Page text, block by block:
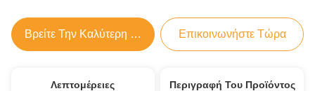
Βρείτε Την Καλύτερη Τιμή Επικοινωνήστε Τώρα
Λεπτομέρειες Περιγραφή Του Προϊόντος